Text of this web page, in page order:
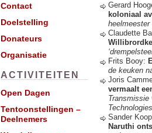
Gerard
koloniaal
heelmeester
Claudette
Frits Booy:
de keuken
Joris
vermaalt
Transmissie
Technologies
Sander
Naruthi
Contact
Doelstelling
Donateurs
Organisatie
ACTIVITEITEN
Open Dagen
Tentoonstellingen –
Deelnemers